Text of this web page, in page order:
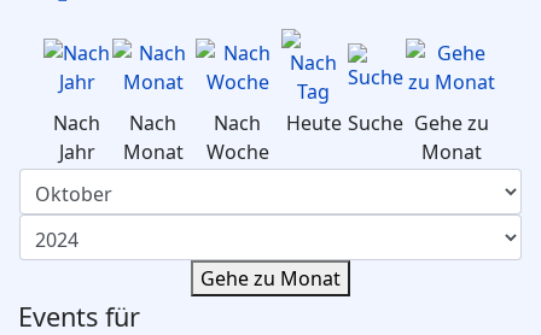
Nach
Jahr
Nach
Monat
Nach
Woche
Heute Suche Gehe zu
Monat
Gehe zu Monat
Events für